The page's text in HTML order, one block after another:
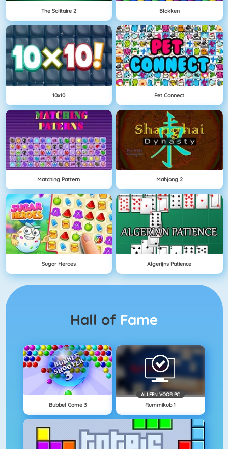
The Solitaire 2 Blokken
10x10 Pet Connect
Matching Pattern Mahjong 2
Sugar Heroes Algerijns Patience
Hall of Fame
Bubbel Game 3
ALLEEN VOOR PC
Rummikub 1